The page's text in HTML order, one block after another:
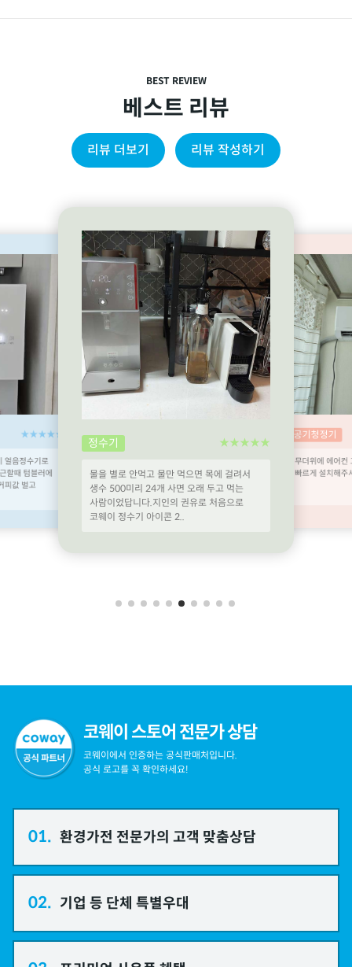
BEST REVIEW
베스트 리뷰
리뷰 더보기 리뷰 작성하기
★★★★★
얼음정수기로
할때 텀블러에
피값 벌고
정수기 ★★★★★
물을 별로 안먹고 물만 먹으면 목에 걸려서
생수 500미리 24개 사면 오래 두고 먹는
사람이었답니다.지인의 권유로 처음으로
코웨이 정수기 아이콘 2..
공기청정기
무더위에 에어컨
빠르게 설치해주
코웨이 스토어 전문가 상담
코웨이에서 인증하는 공식판매처입니다.
공식 로고를 꼭 확인하세요!
01. 환경가전 전문가의 고객 맞춤상담
02. 기업 등 단체 특별우대